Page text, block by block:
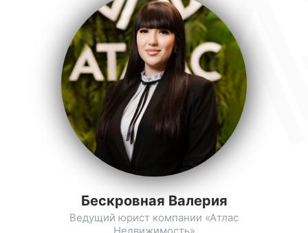
Бескровная Валерия
Ведущий юрист компании «Атлас